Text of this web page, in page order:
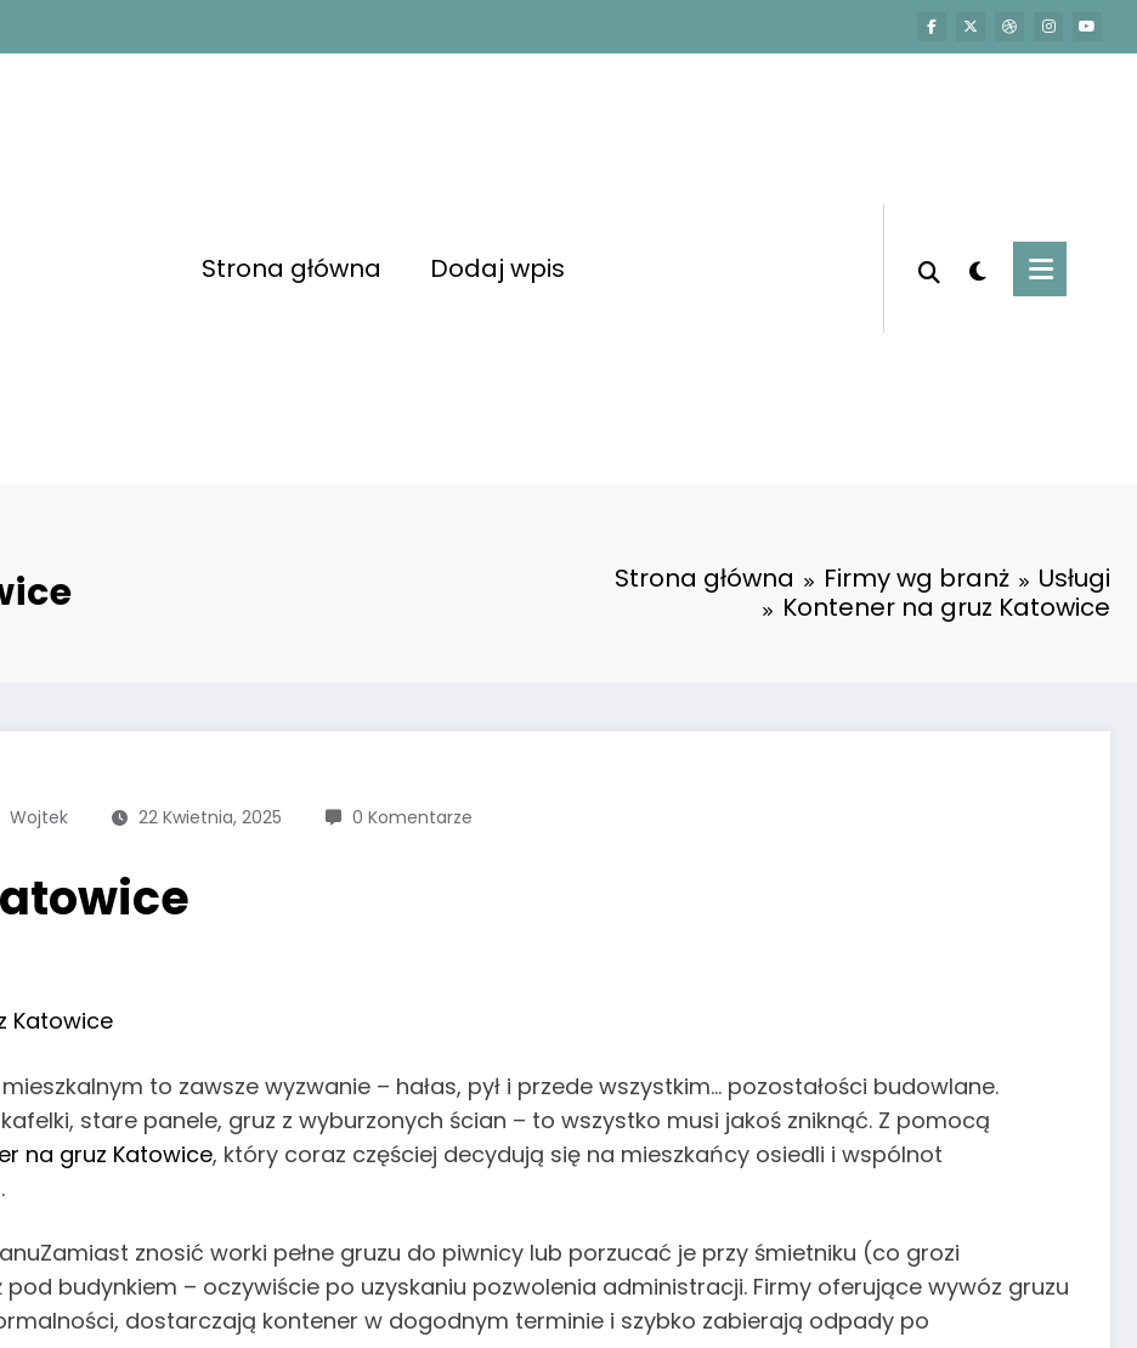
Strona główna Dodaj wpis
Strona główna Firmy wg branż
Usługi
Kontener na gruz Katowice
Wojtek 22 Kwietnia, 2025 0 Komentarze
Katowice
to zawsze wyzwanie – hałas, pył i przede wszystkim… pozostałości budowlane.
stare panele, gruz z wyburzonych ścian – to wszystko musi jakoś zniknąć. Z pomocą
na gruz Katowice, który coraz częściej decydują się na mieszkańcy osiedli i wspólnot
znosić worki pełne gruzu do piwnicy lub porzucać je przy śmietniku (co grozi
budynkiem – oczywiście po uzyskaniu pozwolenia administracji. Firmy oferujące wywóz gruzu
dostarczają kontener w dogodnym terminie i szybko zabierają odpady po